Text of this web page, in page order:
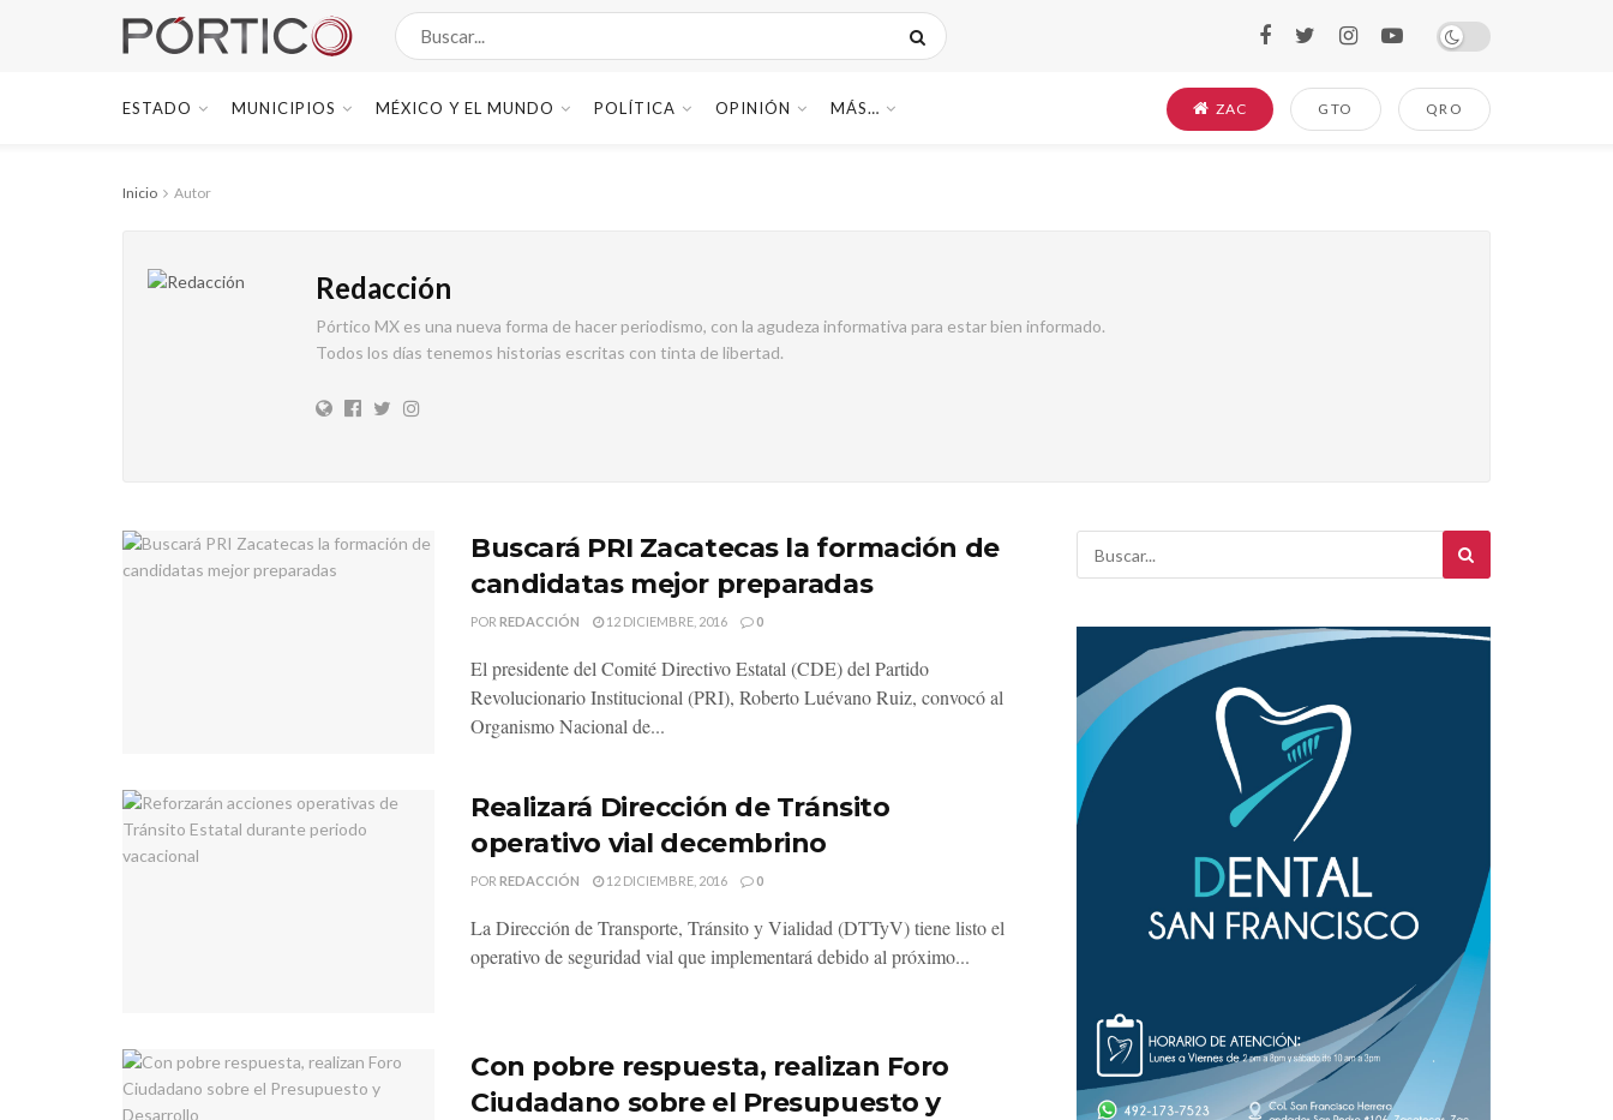
ESTADO MUNICIPIOS MÉXICO Y EL MUNDO POLÍTICA OPINIÓN MÁS… ZAC GTO QRO
Inicio Autor
Redacción
Pórtico MX es una nueva forma de hacer periodismo, con la agudeza informativa para estar bien informado.
Todos los días tenemos historias escritas con tinta de libertad.
Buscará PRI Zacatecas la formación de
candidatas mejor preparadas
POR REDACCIÓN 12 DICIEMBRE, 2016 0
El presidente del Comité Directivo Estatal (CDE) del Partido
Revolucionario Institucional (PRI), Roberto Luévano Ruiz, convocó al
Organismo Nacional de...
Realizará Dirección de Tránsito
operativo vial decembrino
POR REDACCIÓN 12 DICIEMBRE, 2016 0
La Dirección de Transporte, Tránsito y Vialidad (DTTyV) tiene listo el
operativo de seguridad vial que implementará debido al próximo...
Con pobre respuesta, realizan Foro
Ciudadano sobre el Presupuesto y